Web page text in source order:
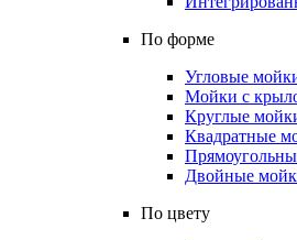
По форме
Угловые
Мойки с
Круглые
Квадратные
Двойные
По цвету